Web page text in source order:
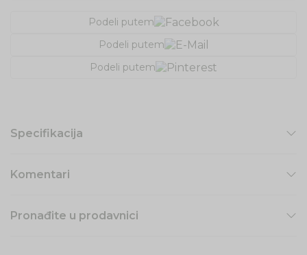
Podeli putem
Podeli putem
Podeli putem
Specifikacija
Komentari
Pronađite u prodavnici